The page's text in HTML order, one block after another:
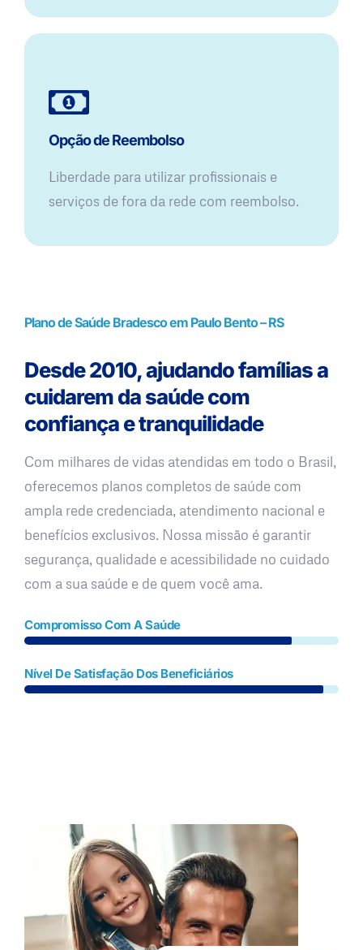
Opção de Reembolso
Liberdade para utilizar profissionais e
serviços de fora da rede com reembolso.
Plano de Saúde Bradesco em Paulo Bento – RS
Desde 2010, ajudando famílias a
cuidarem da saúde com
confiança e tranquilidade
Com milhares de vidas atendidas em todo o Brasil,
oferecemos planos completos de saúde com
ampla rede credenciada, atendimento nacional e
benefícios exclusivos. Nossa missão é garantir
segurança, qualidade e acessibilidade no cuidado
com a sua saúde e de quem você ama.
Compromisso Com A Saúde
Nível De Satisfação Dos Beneficiários